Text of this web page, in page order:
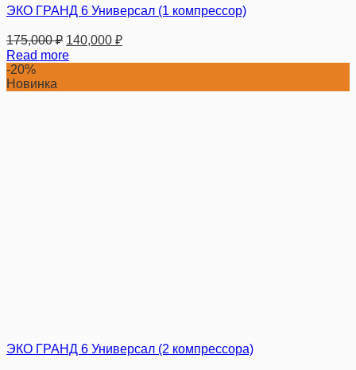
ЭКО ГРАНД 6 Универсал (1 компрессор)
175,000₽ 140,000 ₽
Read more
-20%
Новинка
ЭКО ГРАНД 6 Универсал (2 компрессора)